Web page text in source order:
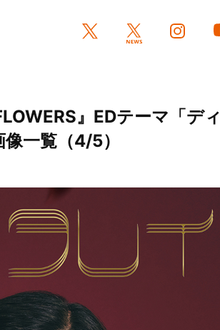
』EDテーマ「ディ
一覧（4/5）